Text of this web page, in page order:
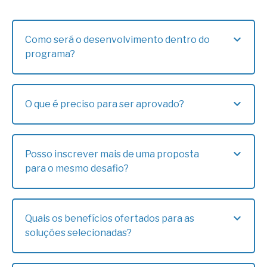
Como será o desenvolvimento dentro do
programa?
Método Azys da Azys Inovação com
acompanhamento da Nater Coop.
O programa seguirá as seguintes etapas:
Onboarding das soluções selecionadas no
programa;
e avaliação da Nater Coop.
O que é preciso para ser aprovado?
estabelecidos em regulamento.
Posso inscrever mais de uma proposta
para o mesmo desafio?
preenchido um formulário.
Quais os benefícios ofertados para as
soluções selecionadas?